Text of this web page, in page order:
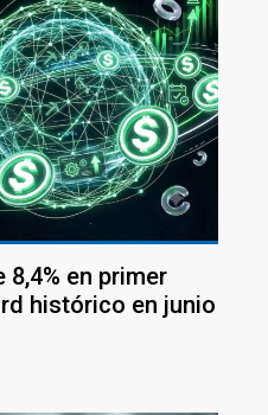
en primer
histórico en junio